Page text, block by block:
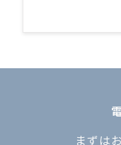
まずは